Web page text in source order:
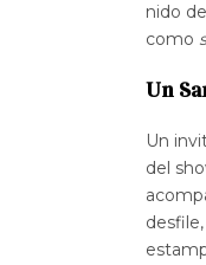
nido
como
Un
Un
del